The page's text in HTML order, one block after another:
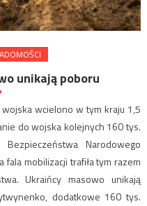
unikają poboru
wcielono w tym kraju 1,5
do wojska kolejnych 160 tys.
Narodowego
mobilizacji trafiła tym razem
Ukraińcy masowo unikają
dodatkowe 160 tys.